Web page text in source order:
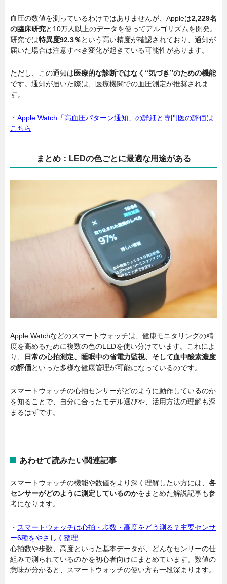
血圧の数値を測っているわけではありませんが、Appleは2,229名
の臨床研究と10万人以上のデータを使ってアルゴリズムを開発。
研究では特異度92.3％という高い精度が確認されており、通知が
届いた場合は注意すべき変化が起きている可能性があります。
ただし、この通知は医療的な診断ではなく“気づき”のための機能
です。通知が届いた際は、医療機関での血圧測定が推奨されま
す。
・ Apple Watch「高血圧パターン通知」の詳細と専門医の評価は
こちら
まとめ：LEDの色ごとに最適な用途がある
Apple Watchなどのスマートウォッチは、健康モニタリングの精
度を高めるために複数の色のLEDを使い分けています。これによ
り、
日常の心拍測定、睡眠中の省電力監視、そして血中酸素濃度
の評価といった多様な健康管理が可能になっているのです。
スマートウォッチの心拍センサーがどのように動作しているのか
を知ることで、自分に合ったモデル選びや、活用方法の理解も深
まるはずです。
あわせて読みたい関連記事
スマートウォッチの機能や数値をより深く理解したい方には、 各
センサーがどのように測定しているのかをまとめた解説記事も参
考になります。
・ スマートウォッチは心拍・歩数・高度をどう測る？主要センサ
ー6種をやさしく整理
心拍数や歩数、高度といった基本データが、どんなセンサーの仕
組みで測られているのかを初心者向けにまとめています。数値の
意味が分かると、スマートウォッチの使い方も一段深まります。